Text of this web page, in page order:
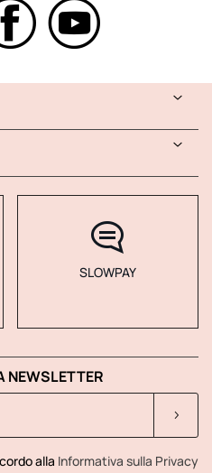
SLOWPAY
NEWSLETTER
alla Informativa sulla Privacy